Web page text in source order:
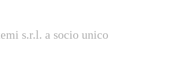
s.r.l. a socio unico